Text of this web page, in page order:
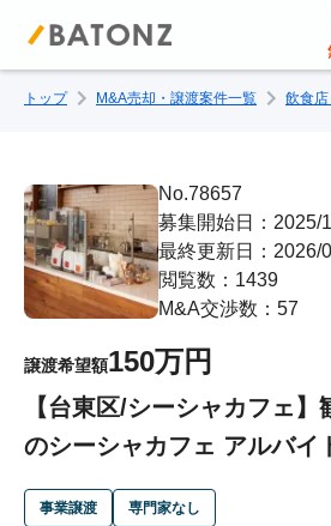
トップページ
M&A案件一覧
売りたい方へ
成約事例
M&A専門家の方へ
トップ M&A売却・譲渡案件一覧 飲食
No.78657
募集開始日：2025/
最終更新日：2026/
閲覧数：1439
M&A交渉数：57
譲渡希望額150万円
【台東区/シーシャカフェ
のシーシャカフェ アルバイ
事業譲渡 専門家なし